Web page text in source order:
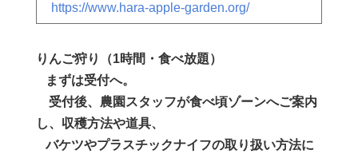
https://www.hara-apple-garden.org/
りんご狩り（1時間・食べ放題）
まずは受付へ。
受付後、農園スタッフが食べ頃ゾーンへご案内
し、収穫方法や道具、
バケツやプラスチックナイフの取り扱い方法に